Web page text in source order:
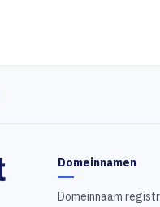
Domeinnamen
Domeinnaam